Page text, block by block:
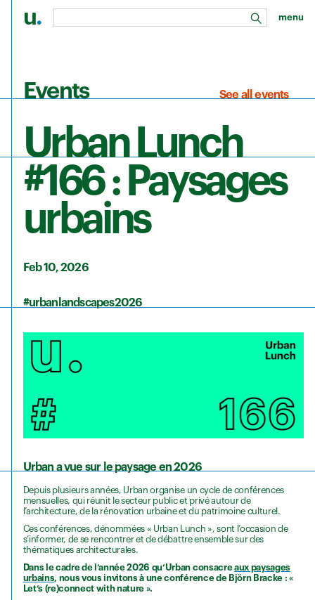
u. search
menu
Events See all events
Urban Lunch
#166 : Paysages
urbains
Feb 10, 2026
#urbanlandscapes2026
Urban a vue sur le paysage en 2026
Depuis plusieurs années, Urban organise un cycle de conférences
mensuelles, qui réunit le secteur public et privé autour de
l’architecture, de la rénovation urbaine et du patrimoine culturel.
Ces conférences, dénommées « Urban Lunch », sont l’occasion de
s’informer, de se rencontrer et de débattre ensemble sur des
thématiques architecturales.
Dans le cadre de l’année 2026 qu’Urban consacreaux paysages
urbains, nous vous invitons à une conférence de Björn Bracke : «
Let’s (re)connect with nature ».